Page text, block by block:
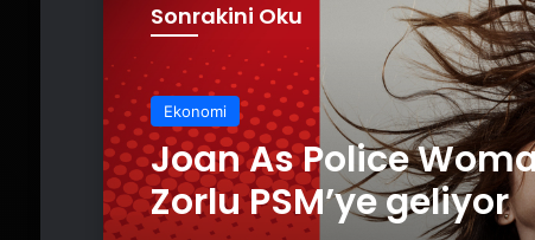
Sonrakini Oku
Ekonomi
Joan As Police
Zorlu PSM’ye geliyor